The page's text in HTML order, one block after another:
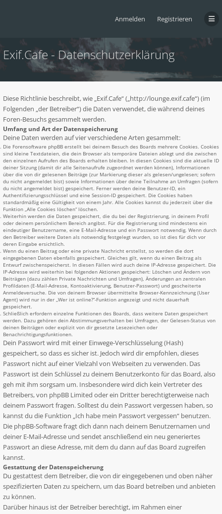
Anmelden Registrieren
Exif.Cafe - Datenschutzerklärung
Diese Richtlinie beschreibt, wie „Exif.Cafe“ („http://lounge.exif.cafe“) (im
Folgenden „der Betreiber“) die Daten verwendet, die während deines
Foren-Besuchs gesammelt werden.
Umfang und Art der Datenspeicherung
Deine Daten werden auf vier verschiedene Arten gesammelt:
Die Forensoftware phpBB erstellt bei deinem Besuch des Boards mehrere Cookies. Cookies
sind kleine Textdateien, die dein Browser als temporäre Dateien ablegt und die zwischen
den einzelnen Aufrufen des Boards erhalten bleiben. In diesen Cookies sind die aktuelle ID
deiner Sitzung (damit dir alle Seitenaufrufe zugeordnet werden können), Informationen
über die von dir gelesenen Beiträge (zur Markierung dieser als gelesen/ungelesen; sofern
du nicht angemeldet bist) sowie Informationen über deine Teilnahme an Umfragen (sofern
du nicht angemeldet bist) gespeichert. Ferner werden deine Benutzer-ID, ein
Authentifizierungsschlüssel und eine Session-ID gespeichert. Die Cookies haben
standardmäßig eine Gültigkeit von einem Jahr. Alle Cookies kannst du jederzeit über die
Funktion „Alle Cookies löschen“ löschen.
Weiterhin werden die Daten gespeichert, die du bei der Registrierung, in deinem Profil
oder deinem persönlichem Bereich angibst. Für die Registrierung sind mindestens ein
eindeutiger Benutzername, eine E-Mail-Adresse und ein Passwort notwendig. Wenn durch
den Betreiber weitere Daten als notwendig festgelegt wurden, so ist dies für dich vor
deren Eingabe ersichtlich.
Wenn du einen Beitrag oder eine private Nachricht erstellst, so werden die dort
eingegebenen Daten ebenfalls gespeichert. Gleiches gilt, wenn du einen Beitrag als
Entwurf zwischenspeicherst. In diesen Fällen wird auch deine IP-Adresse gespeichert. Die
IP-Adresse wird weiterhin bei folgenden Aktionen gespeichert: Löschen und Ändern von
Beiträgen (dazu zählen Private Nachrichten und Umfragen), Änderungen an zentralen
Profildaten (E-Mail-Adresse, Kontoaktivierung, Benutzer-Passwort) und gescheiterte
Anmeldeversuche. Die von deinem Browser übermittelte Browser-Kennzeichnung (User
Agent) wird nur in der „Wer ist online?“-Funktion angezeigt und nicht dauerhaft
gespeichert.
Schließlich erfordern einzelne Funktionen des Boards, dass weitere Daten gespeichert
werden. Dazu gehören dein Abstimmungsverhalten bei Umfragen, der Gelesen-Status von
deinen Beiträgen oder explizit von dir gesetzte Lesezeichen oder
Benachrichtigungsfunktionen.
Dein Passwort wird mit einer Einwege-Verschlüsselung (Hash)
gespeichert, so dass es sicher ist. Jedoch wird dir empfohlen, dieses
Passwort nicht auf einer Vielzahl von Webseiten zu verwenden. Das
Passwort ist dein Schlüssel zu deinem Benutzerkonto für das Board, also
geh mit ihm sorgsam um. Insbesondere wird dich kein Vertreter des
Betreibers, von phpBB Limited oder ein Dritter berechtigterweise nach
deinem Passwort fragen. Solltest du dein Passwort vergessen haben, so
kannst du die Funktion „Ich habe mein Passwort vergessen“ benutzen.
Die phpBB-Software fragt dich dann nach deinem Benutzernamen und
deiner E-Mail-Adresse und sendet anschließend ein neu generiertes
Passwort an diese Adresse, mit dem du dann auf das Board zugreifen
kannst.
Gestattung der Datenspeicherung
Du gestattest dem Betreiber, die von dir eingegebenen und oben näher
spezifizierten Daten zu speichern, um das Board betreiben und anbieten
zu können.
Darüber hinaus ist der Betreiber berechtigt, im Rahmen einer